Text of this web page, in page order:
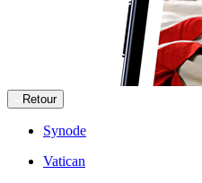
Retour
Synode
Vatican